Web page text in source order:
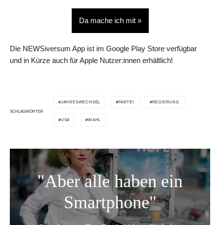
Da mache ich mit »
Die NEWSiversum App ist im Google Play Store verfügbar
und in Kürze auch für Apple Nutzer:innen erhältlich!
SCHLAGWÖRTER
JAHRESWECHSEL PARTEI REGIERUNG
USA WAHL
"Aber alle haben ein
Smartphone"